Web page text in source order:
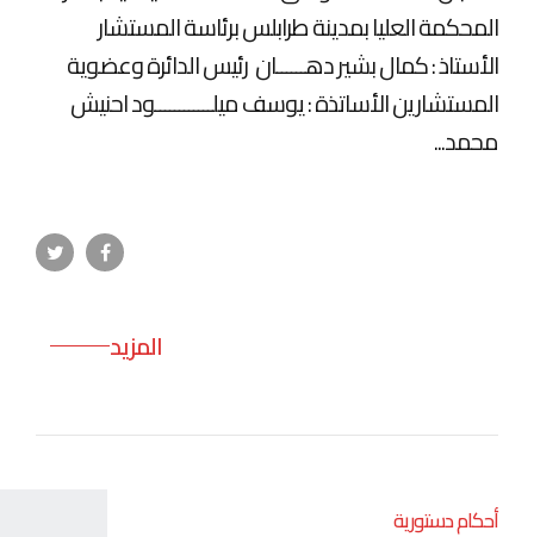
المحكمة العليا بمدينة طرابلس برئاسة المستشار
الأستاذ : كمال بشير دهــــــان رئيس الدائرة وعضوية
المستشارين الأساتذة : يوسف ميلــــــــــــود احنيش
محمد...
المزيد
أحكام دستورية